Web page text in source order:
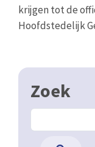
krijgen tot de
Hoofdstedelijk
Zoek